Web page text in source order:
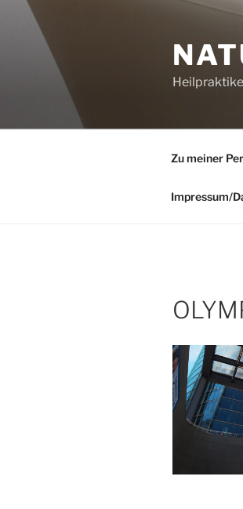
springen
Zu meiner
Impressum/